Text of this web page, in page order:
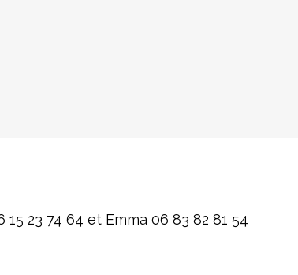
23 74 64 et Emma 06 83 82 81 54